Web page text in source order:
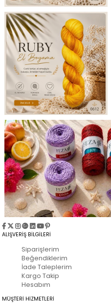
ALIŞVERİŞ BİLGİLERİ
Siparişlerim
Beğendiklerim
İade Taleplerim
Kargo Takip
Hesabım
MÜŞTERİ HİZMETLERİ